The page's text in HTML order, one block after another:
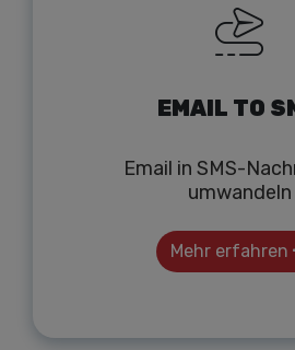
EMAIL TO
Email in SMS-
umwandeln
Mehr erfahren